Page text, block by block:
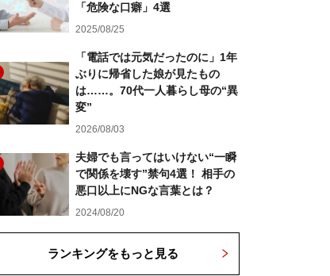
「危険な口癖」4選
2025/08/25
「電話では元気だったのに」1年
ぶりに帰省した娘が見たもの
は……。70代一人暮らし母の“異
変”
2026/08/03
夫婦でも言ってはいけない“一瞬
で関係を壊す”禁句4選！ 相手の
悪口以上にNGな言葉とは？
2024/08/20
ランキングをもっと見る